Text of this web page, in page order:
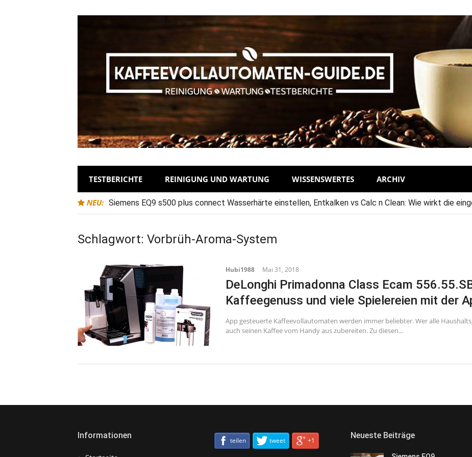
TESTBERICHTE REINIGUNG UND WARTUNG WISSENSWERTES ARCHIV
NEU: Siemens EQ9 s500 plus connect Wasserhärte einstellen, Entkalken vs Calc n Clean: Wie wirkt die
Entkalkungszyklen?
Schlagwort: Vorbrüh-Aroma-System
Hubi1988 Mai 31, 2018
DeLonghi Primadonna Class Ecam
Kaffeegenuss und viele Spielereien mit der
App gesteuerte Kaffeevollautomaten werden immer beliebter. Wer alle
auch seinen Kaffee vom Handy aus zubereiten. Zu diesen...
Informationen
teilen tweet +1
Neueste Beiträge